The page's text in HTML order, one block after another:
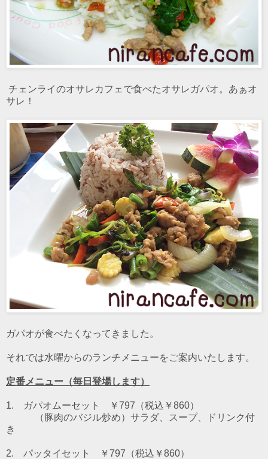
チェンライのオサレカフェで食べたオサレガパオ。あぁオ
サレ！
ガパオが食べたくなってきました。
それでは水曜からのランチメニューをご案内いたします。
定番メニュー（毎日登場します）
1. ガパオムーセット ￥797（税込￥860）
（豚肉のバジル炒め） サラダ、スープ、ドリンク付
き
2. パッタイセット ￥797（税込￥860）